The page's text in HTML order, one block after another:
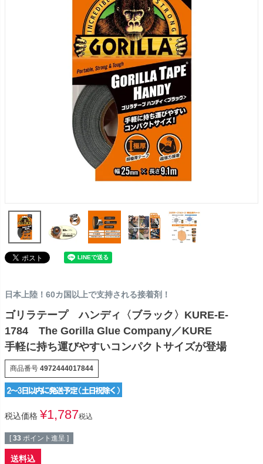
日本上陸！60カ国以上で支持される接着剤！
ゴリラテープ ハンディ〈ブラック〉KURE-E-
1784 The Gorilla Glue Company／KURE
手軽に持ち運びやすいコンパクトサイズが登場
商品番号 4972444017844
税込価格 ¥1,787税込
[ 33 ポイント進呈 ]
送料込